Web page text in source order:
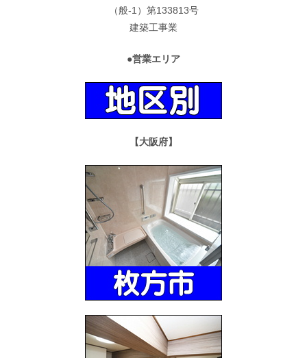
（般-1）第133813号
建築工事業
●営業エリア
【大阪府】